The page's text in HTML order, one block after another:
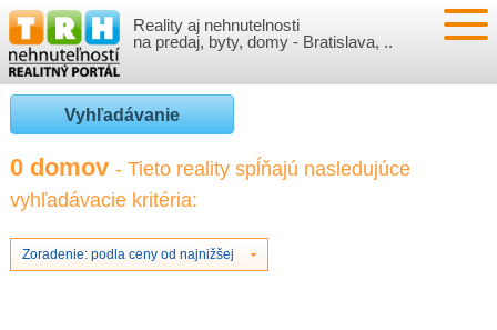
Reality aj nehnutelnosti
na predaj, byty, domy - Bratislava, ..
NEHNUTEĽNOSTI
BYTY
NOVOSTAVBY
NEBYTOVÉ PRIESTORY
VLOŽIŤ NEHNUTEĽNOSTI
PRIHLÁSENIE
REGISTRÁCIA
VÝVOJ CIEN REALÍT
ČLÁNKY O REALITÁCH
Vyhľadávanie
0 domov - Tieto reality spĺňajú nasledujúce
vyhľadávacie kritéria:
Zoradenie: podla ceny od najnižšej